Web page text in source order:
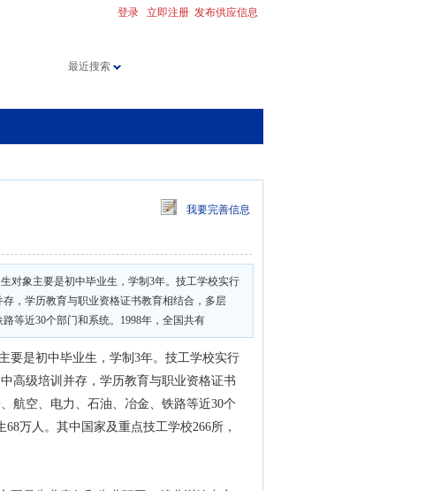
发布供应信息
立即注册
登录
最近搜索
我要完善信息
象主要是初中毕业生，学制3年。技工学校实行
，学历教育与职业资格证书教育相结合，多层
等近30个部门和系统。1998年，全国共有
是初中毕业生，学制3年。技工学校实行
高级培训并存，学历教育与职业资格证书
航空、电力、石油、冶金、铁路等近30个
万人。其中国家及重点技工学校266所，